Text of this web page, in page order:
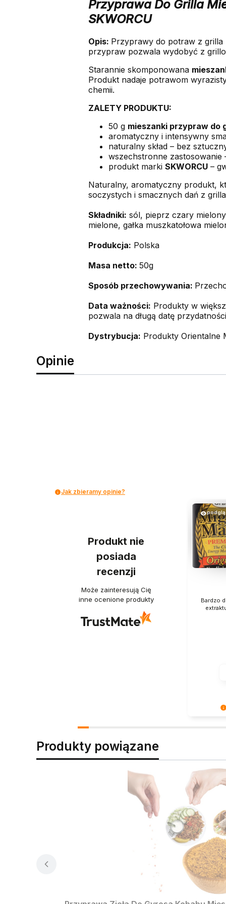
Przyprawa Do Grilla
SKWORCU
Opis: Przyprawy do potraw z grilla
przypraw pozwala wydobyć z
Starannie skomponowana
Produkt nadaje potrawom
chemii.
ZALETY PRODUKTU:
50 g mieszanki przypraw do
aromatyczny i intensywny
naturalny skład – bez
wszechstronne zastosowanie
produkt marki SKWORCU–
Naturalny, aromatyczny produkt,
soczystych i smacznych dań z
Składniki: sól, pieprz czary
mielone, gałka muszkatołowa
Produkcja: Polska
Masa netto: 50g
Sposób przechowywania:
Data ważności: Produkty w
pozwala na długą datę
Dystrybucja: Produkty Orientalne
Opinie
Jak zbieramy opinie?
Produkt nie
posiada
recenzji
Może zainteresują Cię
inne ocenione produkty
Bardzo
Produkty powiązane